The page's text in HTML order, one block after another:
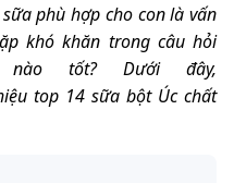
phù hợp cho con là vấn
khó khăn trong câu hỏi
nào tốt? Dưới đây,
top 14 sữa bột Úc chất